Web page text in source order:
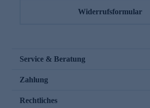
Widerrufsformular
Service & Beratung
Zahlung
Rechtliches